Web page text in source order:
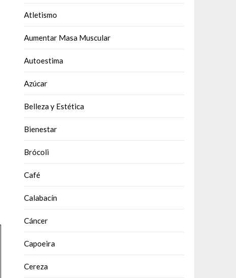
Atletismo
Aumentar Masa Muscular
Autoestima
Azúcar
Belleza y Estética
Bienestar
Brócoli
Café
Calabacín
Cáncer
Capoeira
Cereza